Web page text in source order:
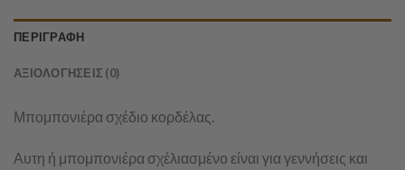
ΠΕΡΙΓΡΑΦΉ
ΑΞΙΟΛΟΓΉΣΕΙΣ (0)
Μπομπονιέρα σχέδιο κορδέλας.
Αυτη ή μπομπονιέρα σχέλιασμένο είναι για γεννήσεις και